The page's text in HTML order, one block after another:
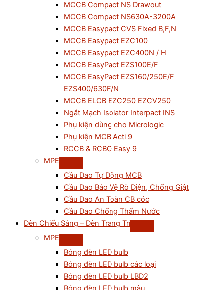
MCCB Compact NS Drawout
MCCB Compact NS630A-3200A
MCCB Easypact CVS Fixed B,F,N
MCCB Easypact EZC100
MCCB Easypact EZC400N / H
MCCB EasyPact EZS100E/F
MCCB EasyPact EZS160/250E/F
EZS400/630F/N
MCCB ELCB EZC250 EZCV250
Ngắt Mạch Isolator Interpact INS
Phụ kiện dùng cho Micrologic
Phụ kiện MCB Acti 9
RCCB & RCBO Easy 9
MPE
Cầu Dao Tự Động MCB
Cầu Dao Bảo Vệ Rò Điện, Chống Giật
Cầu Dao An Toàn CB cóc
Cầu Dao Chống Thấm Nước
Đèn Chiếu Sáng – Đèn Trang Trí
MPE
Bóng đèn LED bulb
Bóng đèn LED bulb các loại
Bóng đèn LED bulb LBD2
Bóng đèn LED bulb màu